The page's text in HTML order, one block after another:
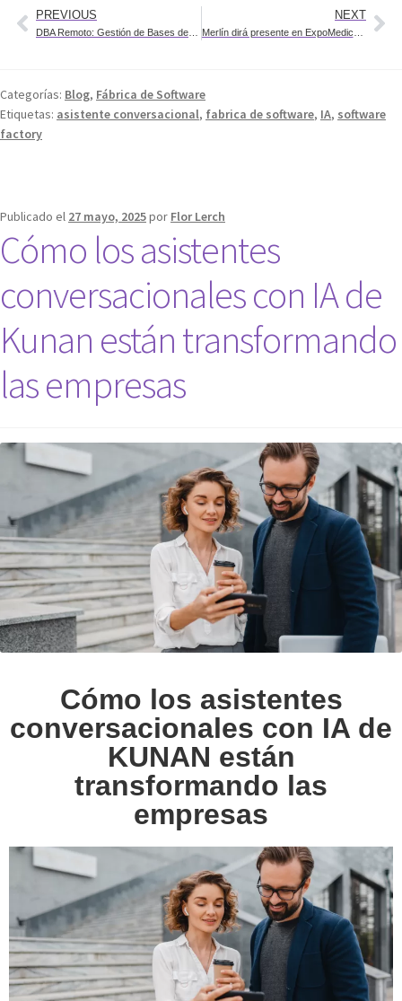
PREVIOUS NEXT
Categorías: Blog, Fábrica de Software
Etiquetas: asistente conversacional, fabrica de software, IA, software
factory
Publicado el 27 mayo, 2025por Flor Lerch
Cómo los asistentes
conversacionales con IA de
Kunan están transformando
las empresas
Cómo los asistentes
conversacionales con IA de
KUNAN están
transformando las
empresas